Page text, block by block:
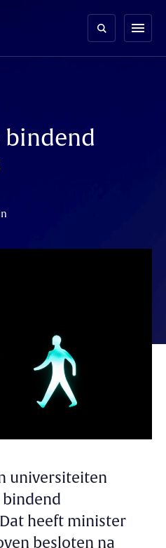
menu
bindend
universiteiten
bindend
heeft minister
besloten na